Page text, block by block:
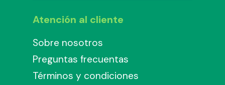
Atención al cliente
Sobre nosotros
Preguntas frecuentas
Términos y condiciones